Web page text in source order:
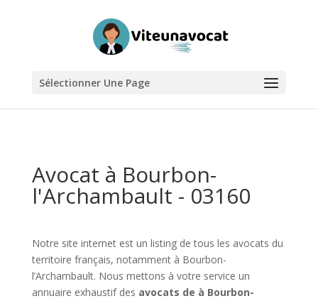
Sélectionner Une Page
Avocat à Bourbon-
l'Archambault - 03160
Notre site internet est un listing de tous les avocats du
territoire français, notamment à Bourbon-
l’Archambault. Nous mettons à votre service un
annuaire exhaustif des avocats de à Bourbon-